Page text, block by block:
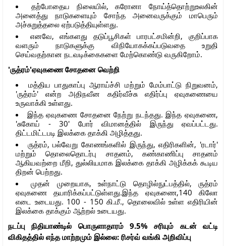
தற்போதைய நிலையில், கரோனா நோய்த்தொற்றுஉலகின்
அனைத்து நாடுகளையும் சோந்த அனைவருக்கும் மாபெரும்
அச்சுறுத்தலை ஏற்படுத்தியுள்ளது.
எனவே, எங்களது தடுப்பூசிகள் பாரபட்சமின்றி, குறிப்பாக
வளரும் நாடுகளுக்கு விநியோகக்கப்படுவதை உறுதி
செய்வதற்கான நடவடிக்கைகளை மேற்கொண்டு வருகிறோம்.
'ருத்ரம்'ஏவுகணை சோதனை வெற்றி
மத்திய பாதுகாப்பு ஆராய்ச்சி மற்றும் மேம்பாட்டு நிறுவனம்,
'ருத்ரம்' என்ற அதிநவீன கதிர்வீச்சு எதிர்ப்பு ஏவுகணையை
உருவாக்கி உள்ளது.
இந்த ஏவுகணை சோதனை நேற்று நடந்தது. இந்த ஏவுகணை,
'சுகோய் - 30' போர் விமானத்தில் இருந்து ஏவப்பட்டது.
திட்டமிட்டபடி இலக்கை தாக்கி அழித்தது.
ருத்ரம், பல்வேறு கோணங்களில் இருந்து, எதிரிகளின், 'ரடார்'
மற்றும் தொலைதொடர்பு சாதனம், கண்காணிப்பு சாதனம்
ஆகியவற்றை மீறி, துல்லியமாக இலக்கை தாக்கி அழிக்கக் கூடிய
திறன் பெற்றது.
முதன் முறையாக, உள்நாட்டு தொழில்நுட்பத்தில், ருத்ரம்
ஏவுகணை தயாரிக்கப்பட்டுள்ளது.இந்த ஏவுகணை,140 கிலோ
எடை உடையது. 100 - 150 கி.மீ., தொலைவில் உள்ள எதிரியின்
இலக்கை தாக்கும் ஆற்றல் உடையது.
நடப்பு நிதியாண்டில் பொருளாதாரம் 9.5% சரியும் கடன் வட்டி
விகிதத்தில் எந்த மாற்றமும் இல்லை: ரிசர்வ் வங்கி அறிவிப்பு